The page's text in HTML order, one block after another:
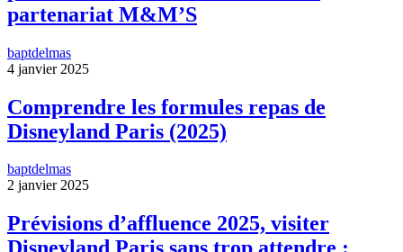
partenariat M&M’S
baptdelmas
4 janvier 2025
Comprendre les formules repas de
Disneyland Paris (2025)
baptdelmas
2 janvier 2025
Prévisions d’affluence 2025, visiter